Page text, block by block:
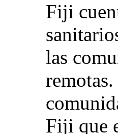
Fiji
las
Fiji que